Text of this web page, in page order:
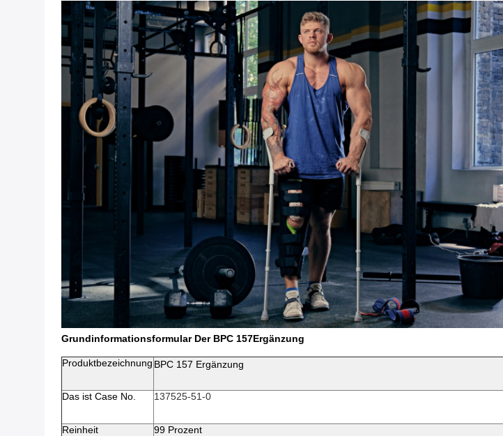
Grundinformationsformular Der BPC 157Ergänzung
Produktbezeichnung BPC 157 Ergänzung
Das ist Case No. 137525-51-0
Reinheit 99 Prozent